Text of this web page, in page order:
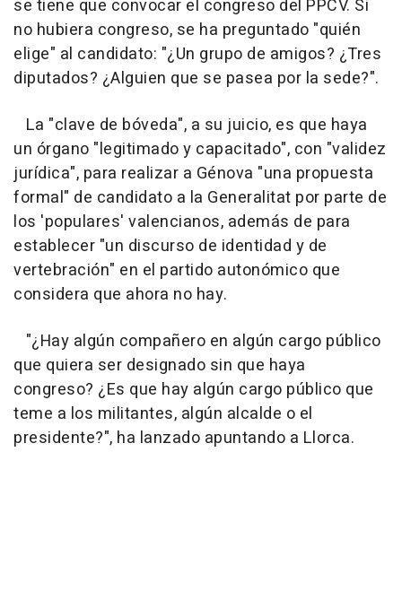
se tiene que convocar el congreso del PPCV. Si
no hubiera congreso, se ha preguntado "quién
elige" al candidato: "¿Un grupo de amigos? ¿Tres
diputados? ¿Alguien que se pasea por la sede?".
La "clave de bóveda", a su juicio, es que haya
un órgano "legitimado y capacitado", con "validez
jurídica", para realizar a Génova "una propuesta
formal" de candidato a la Generalitat por parte de
los 'populares' valencianos, además de para
establecer "un discurso de identidad y de
vertebración" en el partido autonómico que
considera que ahora no hay.
"¿Hay algún compañero en algún cargo público
que quiera ser designado sin que haya
congreso? ¿Es que hay algún cargo público que
teme a los militantes, algún alcalde o el
presidente?", ha lanzado apuntando a Llorca.